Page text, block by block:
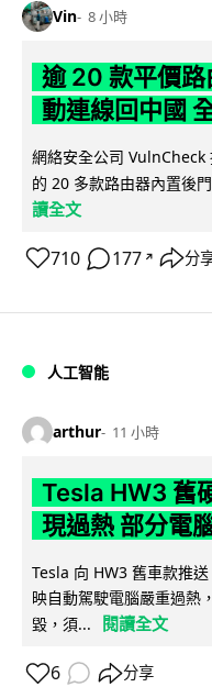
Vin 8 小時
逾 20 款平價路
動連線回中國
網絡安全公司
的 20 多款路由器內置後
讀全文
710 177 ↗ 分
人工智能
arthur 11 小時
Tesla HW3 舊
現過熱 部分電
Tesla 向 HW3 舊車款推
映自動駕駛電腦嚴重過熱
毀，須...
閱讀全文
6 分享